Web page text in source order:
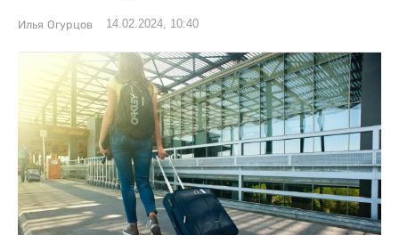
Илья Огурцов 14.02.2024, 10:40